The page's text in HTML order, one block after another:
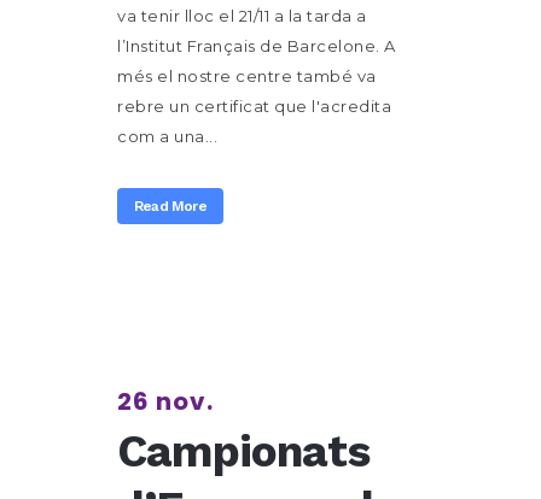
va tenir lloc el 21/11 a la tarda a
l’Institut Français de Barcelone. A
més el nostre centre també va
rebre un certificat que l'acredita
com a una...
Read More
26 nov.
Campionats